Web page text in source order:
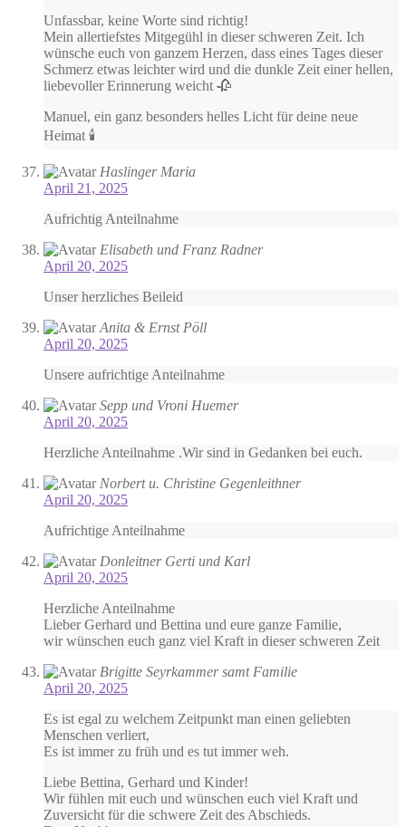
Unfassbar, keine Worte sind richtig!
Mein allertiefstes Mitgegühl in dieser schweren Zeit. Ich
wünsche euch von ganzem Herzen, dass eines Tages dieser
Schmerz etwas leichter wird und die dunkle Zeit einer hellen,
liebevoller Erinnerung weicht 🥀
Manuel, ein ganz besonders helles Licht für deine neue
Heimat 🕯️
Haslinger Maria
April 21, 2025
Aufrichtig Anteilnahme
Elisabeth und Franz Radner
April 20, 2025
Unser herzliches Beileid
Anita & Ernst Pöll
April 20, 2025
Unsere aufrichtige Anteilnahme
Sepp und Vroni Huemer
April 20, 2025
Herzliche Anteilnahme .Wir sind in Gedanken bei euch.
Norbert u. Christine Gegenleithner
April 20, 2025
Aufrichtige Anteilnahme
Donleitner Gerti und Karl
April 20, 2025
Herzliche Anteilnahme
Lieber Gerhard und Bettina und eure ganze Familie,
wir wünschen euch ganz viel Kraft in dieser schweren Zeit
Brigitte Seyrkammer samt Familie
April 20, 2025
Es ist egal zu welchem Zeitpunkt man einen geliebten
Menschen verliert,
Es ist immer zu früh und es tut immer weh.
Liebe Bettina, Gerhard und Kinder!
Wir fühlen mit euch und wünschen euch viel Kraft und
Zuversicht für die schwere Zeit des Abschieds.